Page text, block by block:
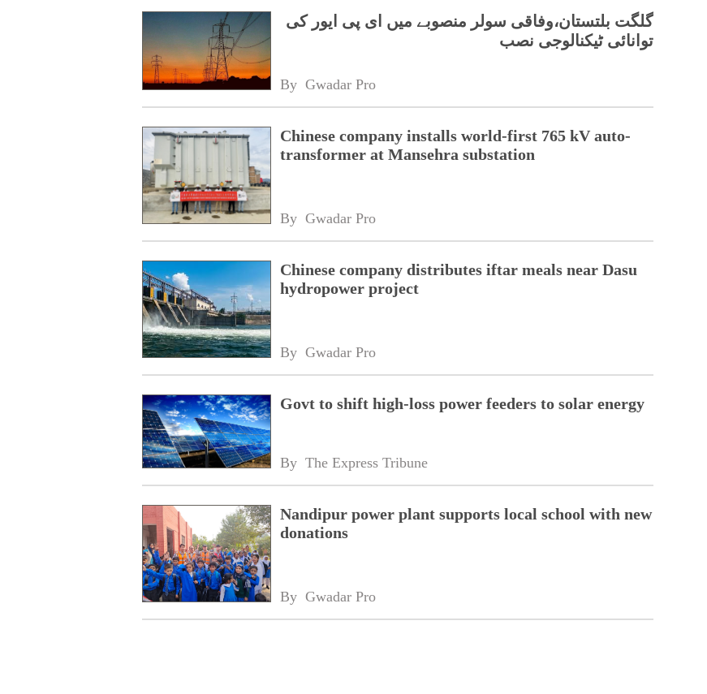
گلگت بلتستان،وفاقی سولر منصوبے میں ای پی ایور کی
توانائی ٹیکنالوجی نصب
By Gwadar Pro
Chinese company installs world-first 765 kV auto-
transformer at Mansehra substation
By Gwadar Pro
Chinese company distributes iftar meals near Dasu
hydropower project
By Gwadar Pro
Govt to shift high-loss power feeders to solar energy
By The Express Tribune
Nandipur power plant supports local school with new
donations
By Gwadar Pro